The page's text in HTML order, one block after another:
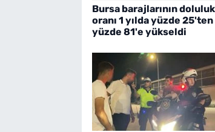
Bursa barajlarının doluluk
oranı 1 yılda yüzde 25'ten
yüzde 81'e yükseldi